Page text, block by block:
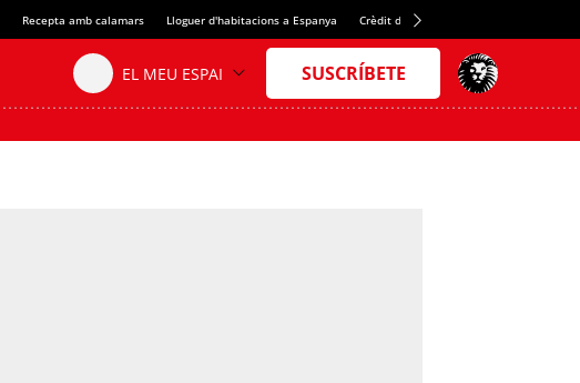
Recepta amb calamars Lloguer d'habitacions a Espanya Crèdit del Spotify Camp Nou